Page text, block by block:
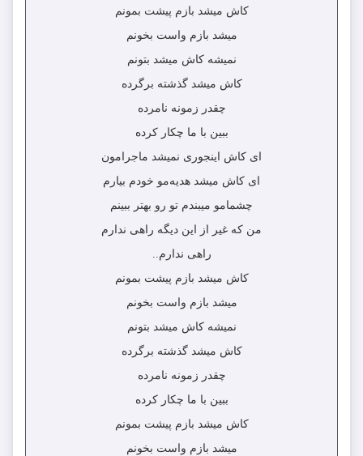
کاش میشد بازم پیشت بمونم
میشد بازم واست بخونم
نمیشه کاش میشد بتونم
کاش میشد گذشته برگرده
چقدر زمونه نامرده
ببین با ما چکار کرده
ای کاش اینجوری نمیشد ماجرامون
ای کاش میشد هدیه‌مو خودم بیارم
چشمامو میبندم تو رو بهتر ببینم
من که غیر از این دیگه راهی ندارم
راهی ندارم..
کاش میشد بازم پیشت بمونم
میشد بازم واست بخونم
نمیشه کاش میشد بتونم
کاش میشد گذشته برگرده
چقدر زمونه نامرده
ببین با ما چکار کرده
کاش میشد بازم پیشت بمونم
میشد بازم واست بخونم